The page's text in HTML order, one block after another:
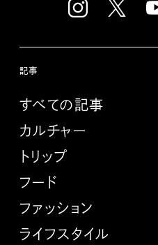
記事
すべての記事
カルチャー
トリップ
フード
ファッション
ライフスタイル